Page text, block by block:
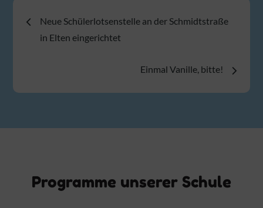
Beitragsnavigation
Neue Schülerlotsenstelle an der Schmidtstraße
in Elten eingerichtet
Einmal Vanille, bitte!
Programme unserer Schule